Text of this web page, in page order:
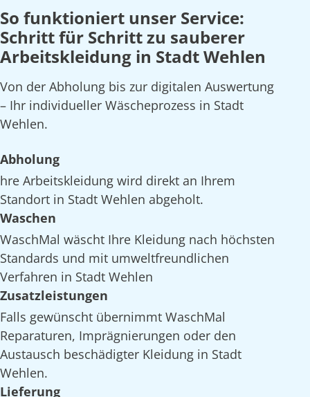
So funktioniert unser Service:
Schritt für Schritt zu sauberer
Arbeitskleidung in Stadt Wehlen
Von der Abholung bis zur digitalen Auswertung
– Ihr individueller Wäscheprozess in Stadt
Wehlen.
Abholung
hre Arbeitskleidung wird direkt an Ihrem
Standort in Stadt Wehlen abgeholt.
Waschen
WaschMal wäscht Ihre Kleidung nach höchsten
Standards und mit umweltfreundlichen
Verfahren in Stadt Wehlen
Zusatzleistungen
Falls gewünscht übernimmt WaschMal
Reparaturen, Imprägnierungen oder den
Austausch beschädigter Kleidung in Stadt
Wehlen.
Lieferung